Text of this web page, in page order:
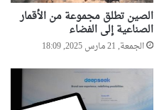
الصين تطلق مجموعة من الأقمار
الصناعية إلى الفضاء
الجمعة, 21 مارس 2025, 18:09